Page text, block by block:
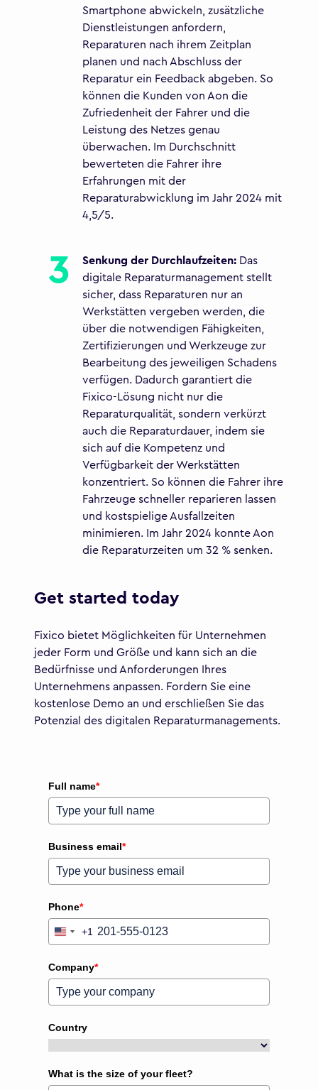
Smartphone abwickeln, zusätzliche
Dienstleistungen anfordern,
Reparaturen nach ihrem Zeitplan
planen und nach Abschluss der
Reparatur ein Feedback abgeben. So
können die Kunden von Aon die
Zufriedenheit der Fahrer und die
Leistung des Netzes genau
überwachen. Im Durchschnitt
bewerteten die Fahrer ihre
Erfahrungen mit der
Reparaturabwicklung im Jahr 2024 mit
4,5/5.
Senkung der Durchlaufzeiten: Das
digitale Reparaturmanagement stellt
sicher, dass Reparaturen nur an
Werkstätten vergeben werden, die
über die notwendigen Fähigkeiten,
Zertifizierungen und Werkzeuge zur
Bearbeitung des jeweiligen Schadens
verfügen. Dadurch garantiert die
Fixico-Lösung nicht nur die
Reparaturqualität, sondern verkürzt
auch die Reparaturdauer, indem sie
sich auf die Kompetenz und
Verfügbarkeit der Werkstätten
konzentriert. So können die Fahrer ihre
Fahrzeuge schneller reparieren lassen
und kostspielige Ausfallzeiten
minimieren. Im Jahr 2024 konnte Aon
die Reparaturzeiten um 32 % senken.
Get started today
Fixico bietet Möglichkeiten für Unternehmen
jeder Form und Größe und kann sich an die
Bedürfnisse und Anforderungen Ihres
Unternehmens anpassen. Fordern Sie eine
kostenlose Demo an und erschließen Sie das
Potenzial des digitalen Reparaturmanagements.
Full name*
Business email*
Phone*
United
+1
+1
Company*
Country
What is the size of your fleet?